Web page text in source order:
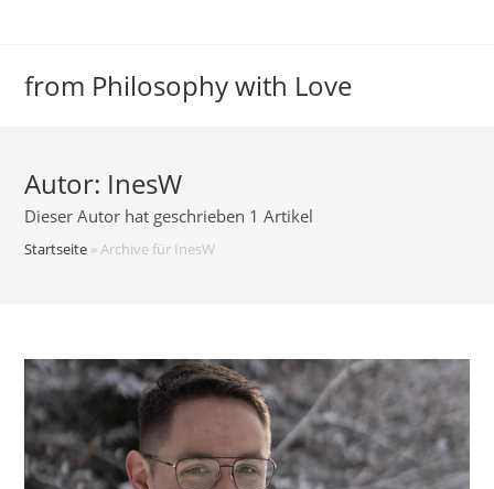
from Philosophy with Love
Autor: InesW
Dieser Autor hat geschrieben 1 Artikel
Startseite »Archive für InesW